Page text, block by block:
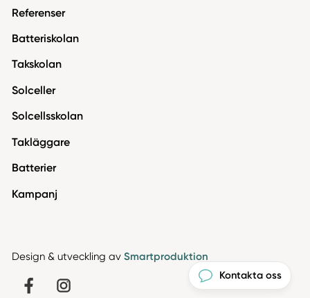
Referenser
Batteriskolan
Takskolan
Solceller
Solcellsskolan
Takläggare
Batterier
Kampanj
Design & utveckling av Smartproduktion
Kontakta oss